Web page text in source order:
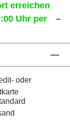
erreichen
Uhr per